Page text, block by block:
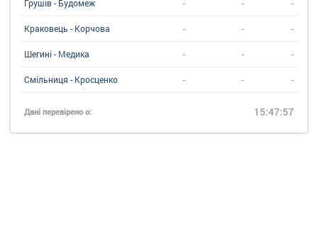
Грушів - Будомеж - - -
Краковець - Корчова - - -
Шегині - Медика - - -
Смільниця - Кросценко - - -
Дані перевірено о: 15:47:57